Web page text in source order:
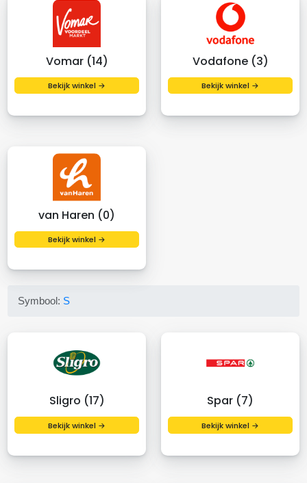
Vomar (14)
Bekijk winkel →
Vodafone (3)
Bekijk winkel →
van Haren (0)
Bekijk winkel →
Symbool: S
Sligro (17)
Bekijk winkel →
Spar (7)
Bekijk winkel →